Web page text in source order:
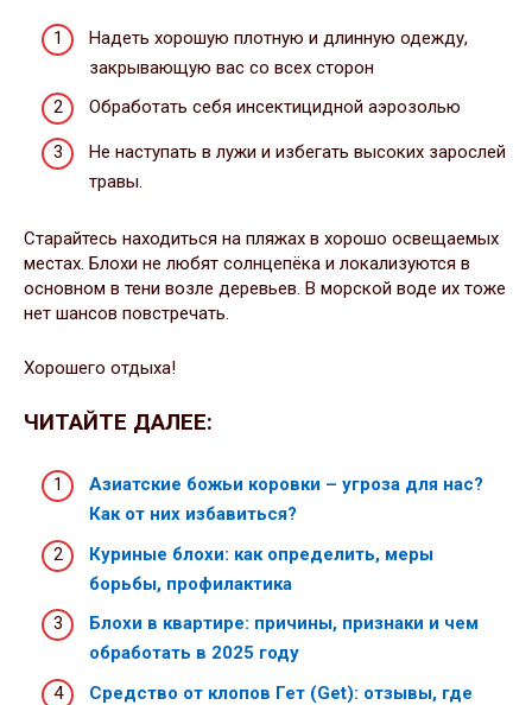
Надеть хорошую плотную и длинную одежду,
закрывающую вас со всех сторон
Обработать себя инсектицидной аэрозолью
Не наступать в лужи и избегать высоких зарослей
травы.
Старайтесь находиться на пляжах в хорошо освещаемых
местах. Блохи не любят солнцепёка и локализуются в
основном в тени возле деревьев. В морской воде их тоже
нет шансов повстречать.
Хорошего отдыха!
ЧИТАЙТЕ ДАЛЕЕ:
Азиатские божьи коровки – угроза для нас?
Как от них избавиться?
Куриные блохи: как определить, меры
борьбы, профилактика
Блохи в квартире: причины, признаки и чем
обработать в 2025 году
Средство от клопов Гет (Get): отзывы, где